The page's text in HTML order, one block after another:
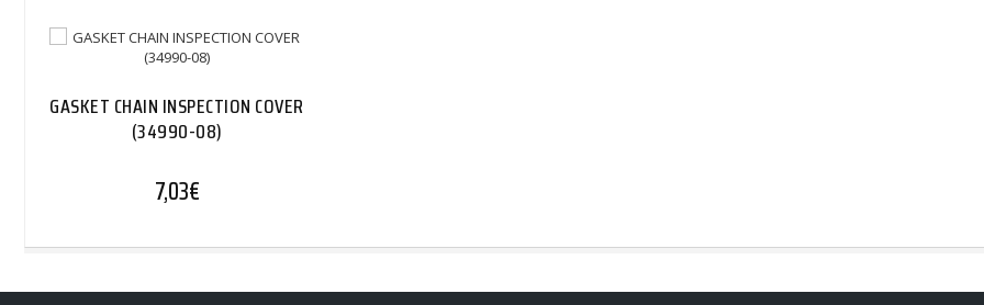
GASKET CHAIN INSPECTION COVER
(34990-08)
7,03€